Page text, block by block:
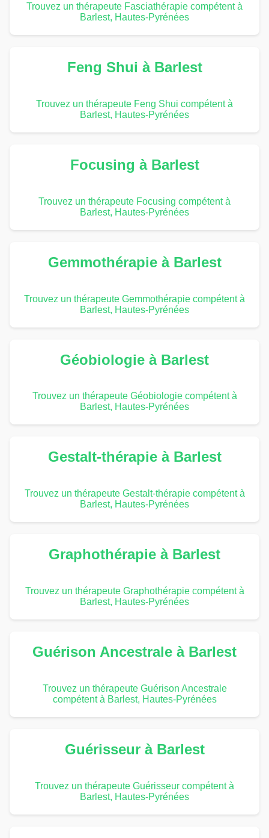
Trouvez un thérapeute Fasciathérapie compétent à
Barlest, Hautes-Pyrénées
Feng Shui à Barlest
Trouvez un thérapeute Feng Shui compétent à
Barlest, Hautes-Pyrénées
Focusing à Barlest
Trouvez un thérapeute Focusing compétent à
Barlest, Hautes-Pyrénées
Gemmothérapie à Barlest
Trouvez un thérapeute Gemmothérapie compétent à
Barlest, Hautes-Pyrénées
Géobiologie à Barlest
Trouvez un thérapeute Géobiologie compétent à
Barlest, Hautes-Pyrénées
Gestalt-thérapie à Barlest
Trouvez un thérapeute Gestalt-thérapie compétent à
Barlest, Hautes-Pyrénées
Graphothérapie à Barlest
Trouvez un thérapeute Graphothérapie compétent à
Barlest, Hautes-Pyrénées
Guérison Ancestrale à Barlest
Trouvez un thérapeute Guérison Ancestrale
compétent à Barlest, Hautes-Pyrénées
Guérisseur à Barlest
Trouvez un thérapeute Guérisseur compétent à
Barlest, Hautes-Pyrénées